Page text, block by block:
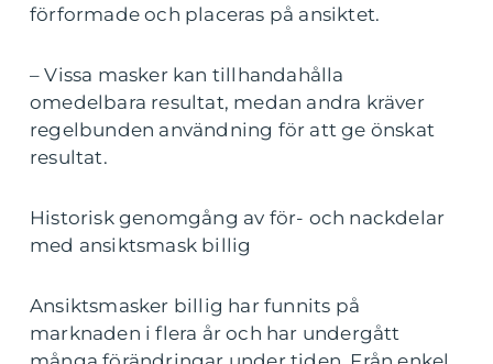
förformade och placeras på ansiktet.
– Vissa masker kan tillhandahålla
omedelbara resultat, medan andra kräver
regelbunden användning för att ge önskat
resultat.
Historisk genomgång av för- och nackdelar
med ansiktsmask billig
Ansiktsmasker billig har funnits på
marknaden i flera år och har undergått